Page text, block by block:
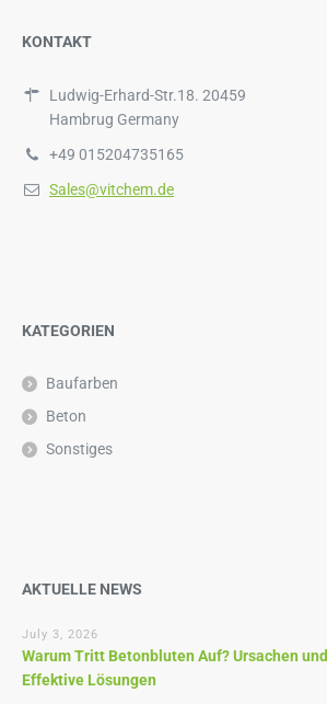
KONTAKT
Ludwig-Erhard-Str.18. 20459
Hambrug Germany
+49 015204735165
Sales@vitchem.de
KATEGORIEN
Baufarben
Beton
Sonstiges
AKTUELLE NEWS
July 3, 2026
Warum Tritt Betonbluten Auf? Ursachen und
Effektive Lösungen